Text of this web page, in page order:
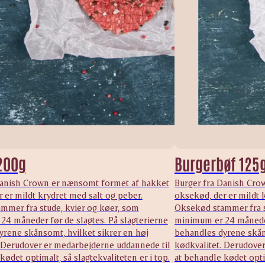
Crown er nænsomt formet af hakket
er mildt krydret med salt og peber.
fra stude, kvier og køer, som
måneder før de slagtes. På slagterierne
skånsomt, hvilket sikrer en høj
er medarbejderne uddannede til
optimalt, så slagtekvaliteten er i top.
Burgerbøf
Burger fra Danish
oksekød, der er mildt
Oksekød stammer fra
minimum er 24
behandles dyrene
kødkvalitet.
at behandle kødet